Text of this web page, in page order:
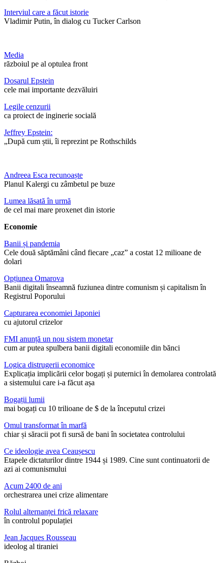
Interviul care a făcut istorie
Vladimir Putin, în dialog cu Tucker Carlson
Media
războiul pe al optulea front
Dosarul Epstein
cele mai importante dezvăluiri
Legile cenzurii
ca proiect de inginerie socială
Jeffrey Epstein:
„După cum știi, îi reprezint pe Rothschilds
Andreea Esca recunoaște
Planul Kalergi cu zâmbetul pe buze
Lumea lăsată în urmă
de cel mai mare proxenet din istorie
Economie
Banii și pandemia
Cele două săptămâni când fiecare „caz” a costat 12 milioane de
dolari
Opțiunea Omarova
Banii digitali înseamnă fuziunea dintre comunism și capitalism în
Registrul Poporului
Capturarea economiei Japoniei
cu ajutorul crizelor
FMI anunță un nou sistem monetar
cum ar putea spulbera banii digitali economiile din bănci
Logica distrugerii economice
Explicația implicării celor bogați și puternici în demolarea controlată
a sistemului care i-a făcut așa
Bogații lumii
mai bogați cu 10 trilioane de $ de la începutul crizei
Omul transformat în marfă
chiar și săracii pot fi sursă de bani în societatea controlului
Ce ideologie avea Ceaușescu
Etapele dictaturilor dintre 1944 și 1989. Cine sunt continuatorii de
azi ai comunismului
Acum 2400 de ani
orchestrarea unei crize alimentare
Rolul alternanței frică relaxare
în controlul populației
Jean Jacques Rousseau
ideolog al tiraniei